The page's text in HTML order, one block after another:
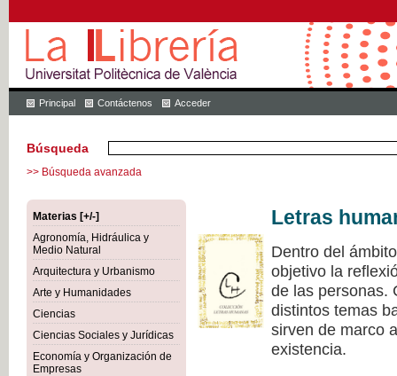
Principal Contáctenos Acceder
Búsqueda
>> Búsqueda avanzada
Materias [+/-]
Agronomía, Hidráulica y
Medio Natural
Arquitectura y Urbanismo
Arte y Humanidades
Ciencias
Ciencias Sociales y Jurídicas
Economía y Organización de
Empresas
Letras
Dentro del
objetivo la
de las personas.
distintos temas
sirven de marco
existencia.